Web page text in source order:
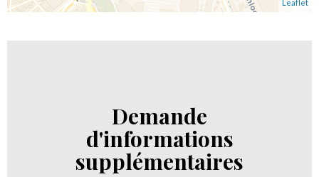
Leaflet
Demande
d'informations
supplémentaires